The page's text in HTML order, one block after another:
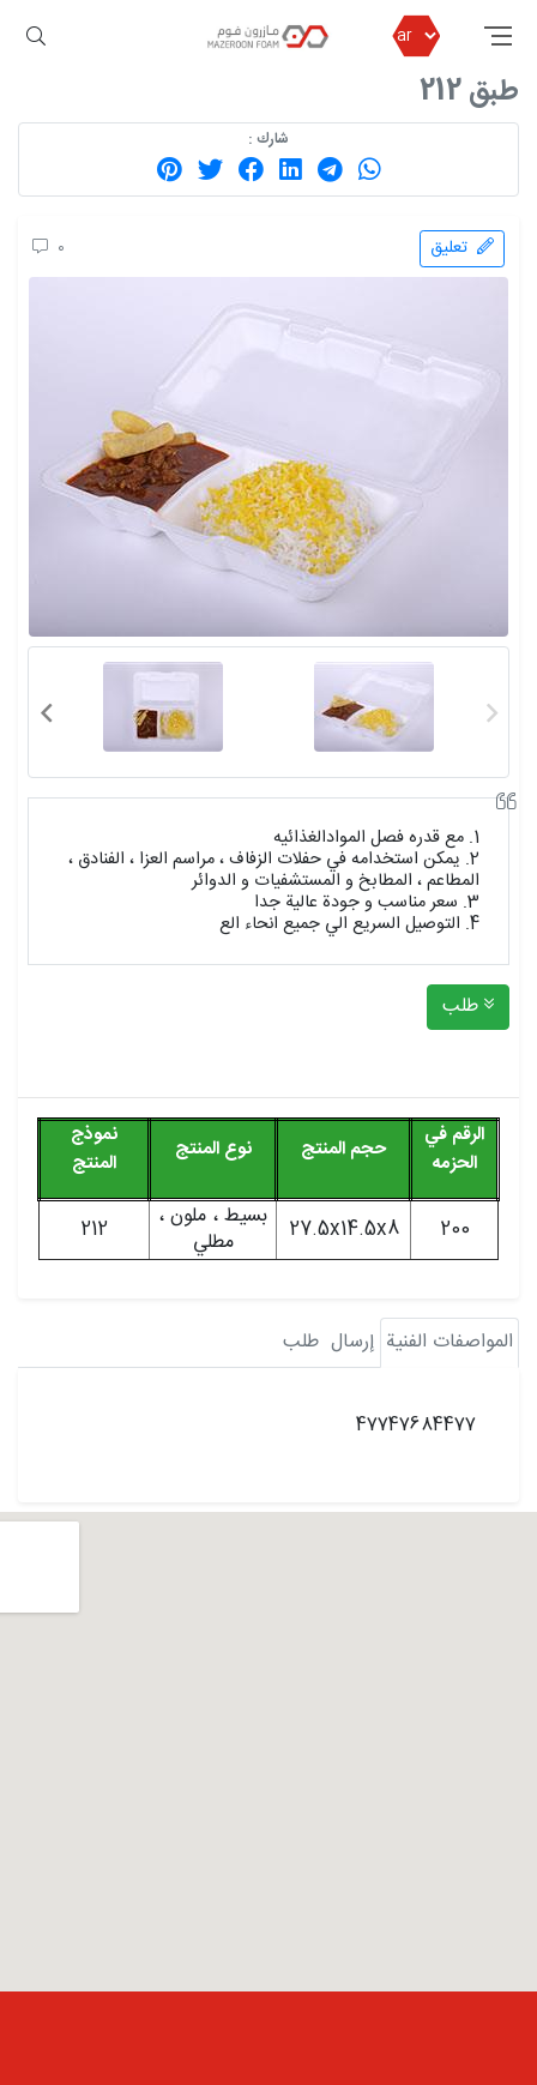
مازرون فوم المحصول اطباق استخدام مره واحده
طبق 212
شارك :
0
1. مع قدره فصل الموادالغذائيه
2. يمكن استخدامه في حفلات الزفاف ، مراسم العزا ، الفنادق ،
المطاعم ، المطابخ و المستشفيات و الدوائر
3. سعر مناسب و جودة عالية جدا
4. التوصيل السريع الي جميع انحاء الع
طلب
نموذج
المنتج
نوع المنتج حجم المنتج
الرقم في
الحزمه
212
بسيط ، ملون ،
مطلي
27.5x14.5x8 200
المواصفات الفنية إرسال طلب
47747684477